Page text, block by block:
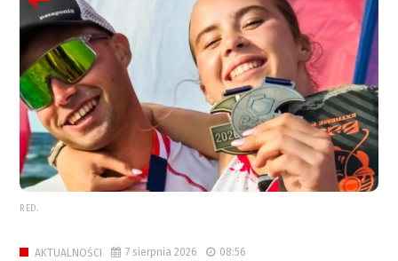
RED.
AKTUALNOŚCI 7 sierpnia 2026 08:56